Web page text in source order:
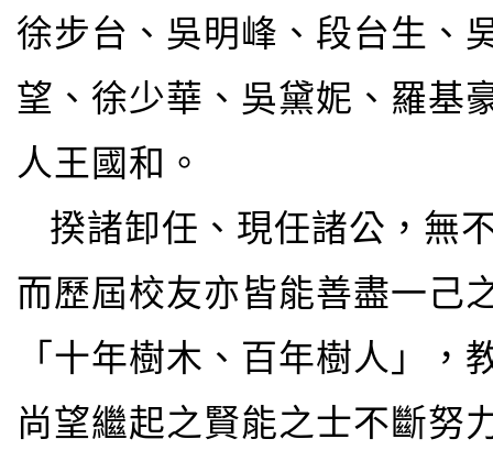
徐步台、吳明峰、段台生、
望、徐少華、吳黛妮、羅基
人王國和。
揆諸卸任、現任諸公，無
而歷屆校友亦皆能善盡一己
「十年樹木、百年樹人」
尚望繼起之賢能之士不斷努